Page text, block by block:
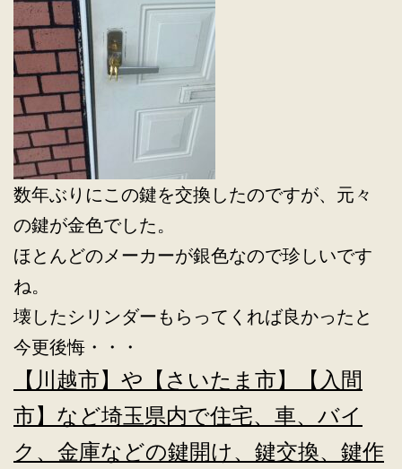
数年ぶりにこの鍵を交換したのですが、元々
の鍵が金色でした。
ほとんどのメーカーが銀色なので珍しいです
ね。
壊したシリンダーもらってくれば良かったと
今更後悔・・・
【川越市】や【さいたま市】【入間
市】など埼玉県内で住宅、車、バイ
ク、金庫などの鍵開け、鍵交換、鍵作